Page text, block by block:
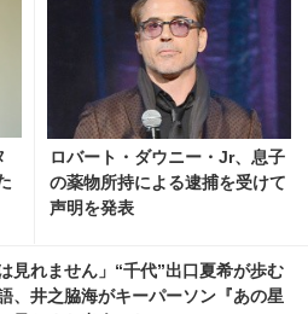
ロバート・ダウニー・Jr、息子
の薬物所持による逮捕を受けて
声明を発表
見れません」“千代”出口夏希が歩む
、井之脇海がキーパーソン『あの星